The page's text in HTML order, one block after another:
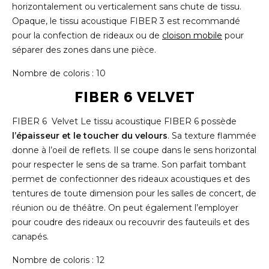
horizontalement ou verticalement sans chute de tissu.
Opaque, le tissu acoustique FIBER 3 est recommandé
pour la confection de rideaux ou de cloison mobile pour
séparer des zones dans une pièce.
Nombre de coloris : 10
FIBER 6 VELVET
FIBER 6 Velvet Le tissu acoustique FIBER 6 possède
l’épaisseur et le toucher du velours. Sa texture flammée
donne à l’oeil de reflets. Il se coupe dans le sens horizontal
pour respecter le sens de sa trame. Son parfait tombant
permet de confectionner des rideaux acoustiques et des
tentures de toute dimension pour les salles de concert, de
réunion ou de théâtre. On peut également l’employer
pour coudre des rideaux ou recouvrir des fauteuils et des
canapés.
Nombre de coloris : 12